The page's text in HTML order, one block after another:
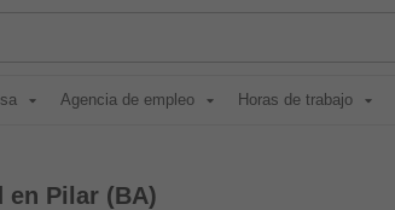
Agencia de empleo Horas de trabajo
en Pilar (BA)